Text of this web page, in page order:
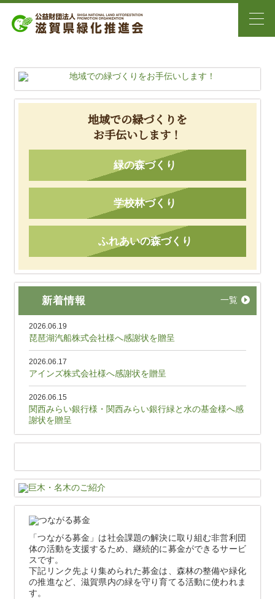
地域での緑づくりを
お手伝いします！
緑の森づくり
学校林づくり
ふれあいの森づくり
新着情報 一覧
2026.06.19
琵琶湖汽船株式会社様へ感謝状を贈呈
2026.06.17
アインズ株式会社様へ感謝状を贈呈
2026.06.15
関西みらい銀行様・関西みらい銀行緑と水の基金様へ感
謝状を贈呈
「つながる募金」は社会課題の解決に取り組む非営利団
体の活動を支援するため、継続的に募金ができるサービ
スです。
下記リンク先より集められた募金は、森林の整備や緑化
の推進など、滋賀県内の緑を守り育てる活動に使われま
す。